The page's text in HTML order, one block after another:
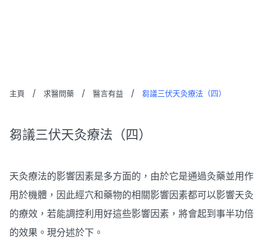
主頁 / 求醫問藥 / 醫言有益 / 芻議三伏天灸療法（四）
芻議三伏天灸療法（四）
天灸療法的影響因素是多方面的，由於它是通過灸藥並用作
用於機體，因此經穴和藥物的相關影響因素都可以影響天灸
的療效，若能調控利用好這些影響因素，將會起到事半功倍
的效果。現分述於下。